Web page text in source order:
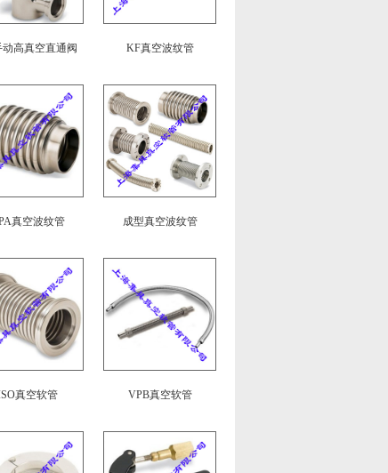
高真空直通阀 KF真空波纹管
真空波纹管 成型真空波纹管
真空软管 VPB真空软管